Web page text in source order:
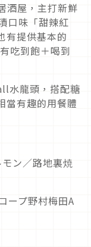
酒屋，主打新鮮
口味「甜辣紅
有提供基本的
吃到飽＋喝到
水龍頭，搭配糖
當有趣的用餐體
ン／路地裏焼
ープ野村梅田A